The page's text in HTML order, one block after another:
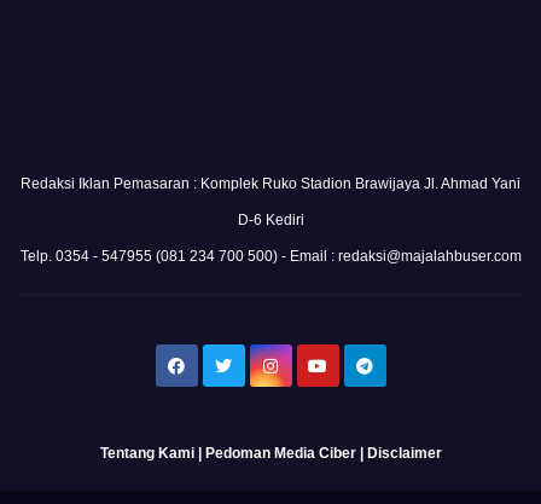
Redaksi Iklan Pemasaran : Komplek Ruko Stadion Brawijaya Jl. Ahmad Yani
D-6 Kediri
Telp. 0354 - 547955 (081 234 700 500) - Email : redaksi@majalahbuser.com
Tentang Kami| Pedoman Media Ciber| Disclaimer